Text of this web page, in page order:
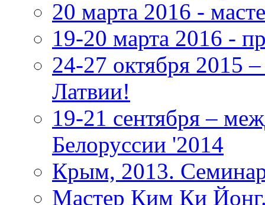
20 марта 2016 -
19-20 марта 2016 -
24-27 октября 2015
Латвии!
19-21 сентября –
Белоруссии '2014
Крым, 2013.
Мастер Ким Ки